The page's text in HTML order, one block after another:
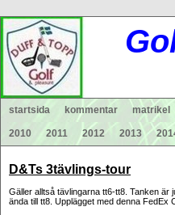
startsida kommentar matrikel
2010 2011 2012 2013
D&Ts 3tävlings-tour
Gäller alltså tävlingarna tt6-tt8. Tanken är
ända till tt8. Upplägget med denna FedEx